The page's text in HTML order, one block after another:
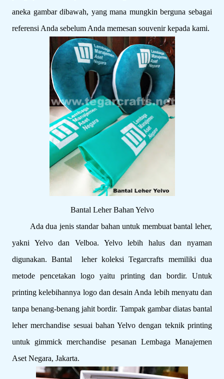
aneka gambar dibawah, yang mana mungkin berguna sebagai
referensi Anda sebelum Anda memesan souvenir kepada kami.
Bantal Leher Bahan Yelvo
Ada dua jenis standar bahan untuk membuat bantal leher,
yakni Yelvo dan Velboa. Yelvo lebih halus dan nyaman
digunakan. Bantal leher koleksi Tegarcrafts memiliki dua
metode pencetakan logo yaitu printing dan bordir. Untuk
printing kelebihannya logo dan desain Anda lebih menyatu dan
tanpa benang-benang jahit bordir. Tampak gambar diatas bantal
leher merchandise sesuai bahan Yelvo dengan teknik printing
untuk gimmick merchandise pesanan Lembaga Manajemen
Aset Negara, Jakarta.